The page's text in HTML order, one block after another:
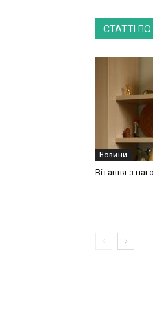
СТАТТІ ПО
Новини
Вітання з